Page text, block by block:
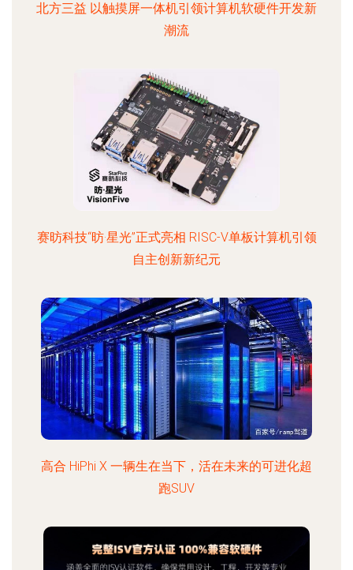
北方三益 以触摸屏一体机引领计算机软硬件开发新
潮流
赛昉科技“昉·星光”正式亮相 RISC-V单板计算机引领
自主创新新纪元
高合 HiPhi X 一辆生在当下，活在未来的可进化超
跑SUV